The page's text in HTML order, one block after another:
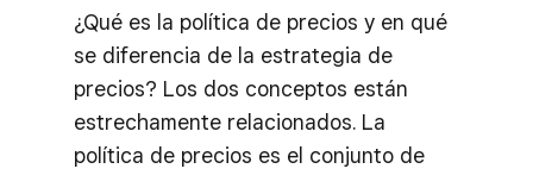
¿Qué es la política de precios y en qué
se diferencia de la estrategia de
precios? Los dos conceptos están
estrechamente relacionados. La
política de precios es el conjunto de